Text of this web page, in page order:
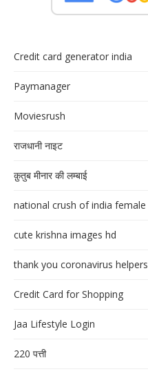
Credit card generator india
Paymanager
Moviesrush
राजधानी नाइट
क़ुतुब मीनार की लम्बाई
national crush of india female
cute krishna images hd
thank you coronavirus helpers
Credit Card for Shopping
Jaa Lifestyle Login
220 पत्ती